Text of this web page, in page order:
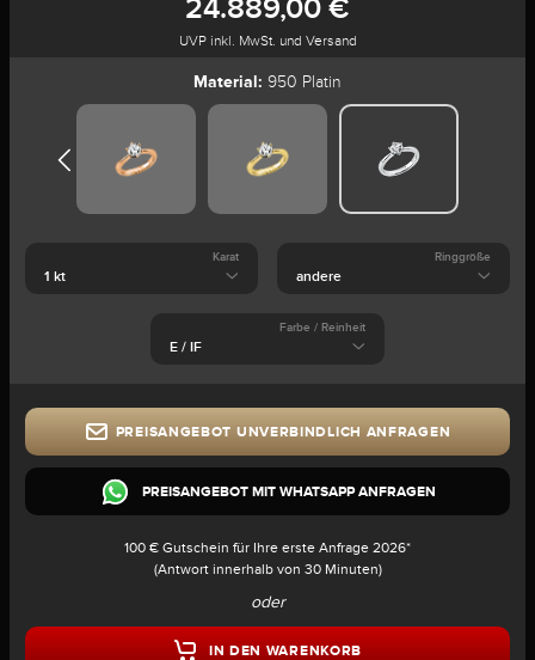
24.889,00 €
UVP inkl. MwSt. und Versand
Material: 950 Platin
Karat Ringgröße
Farbe / Reinheit
PREISANGEBOT UNVERBINDLICH ANFRAGEN
PREISANGEBOT MIT WHATSAPP ANFRAGEN
100 € Gutschein für Ihre erste Anfrage 2026*
(Antwort innerhalb von 30 Minuten)
oder
IN DEN WARENKORB